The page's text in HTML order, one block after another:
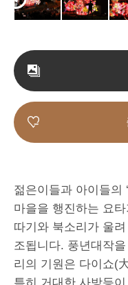
젊은이들과 아이들의
마을을 행진하는 요
따기와 북소리가 울
조됩니다. 풍년대작
리의 기원은 다이쇼(
특히 거대한 사방등